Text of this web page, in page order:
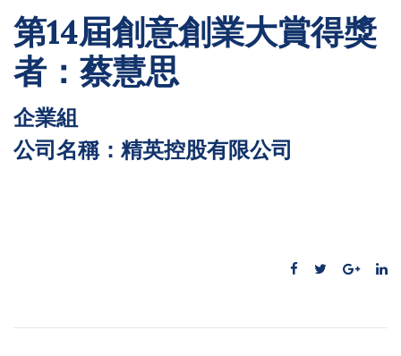
第14屆創意創業大賞得獎
者：蔡慧思
企業組
公司名稱：精英控股有限公司